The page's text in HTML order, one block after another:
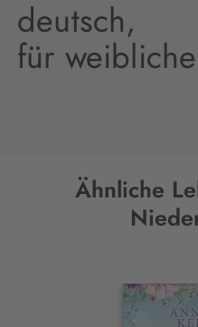
deutsch,
für
Ähnliche